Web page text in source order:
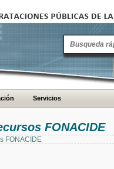
Servicios
FONACIDE
FONACIDE